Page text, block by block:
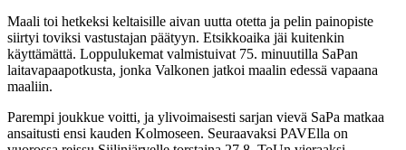
Maali toi hetkeksi keltaisille aivan uutta otetta ja pelin painopiste
siirtyi toviksi vastustajan päätyyn. Etsikkoaika jäi kuitenkin
käyttämättä. Loppulukemat valmistuivat 75. minuutilla SaPan
laitavapaapotkusta, jonka Valkonen jatkoi maalin edessä vapaana
maaliin.
Parempi joukkue voitti, ja ylivoimaisesti sarjan vievä SaPa matkaa
ansaitusti ensi kauden Kolmoseen. Seuraavaksi PAVElla on